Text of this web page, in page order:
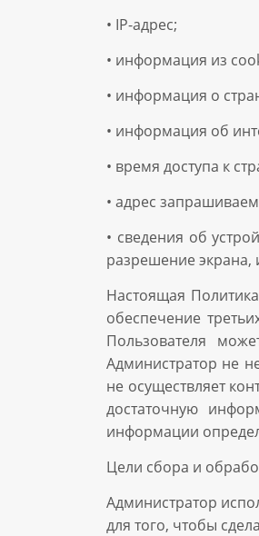
• IP-адрес;
• информация из
• информация о
• информация об
• время доступа к
• адрес
• сведения об
разрешение экрана,
Настоящая
обеспечение
Пользователя
Администратор не
не осуществляет
достаточную
информации
Цели сбора и
Администратор
для того, чтобы